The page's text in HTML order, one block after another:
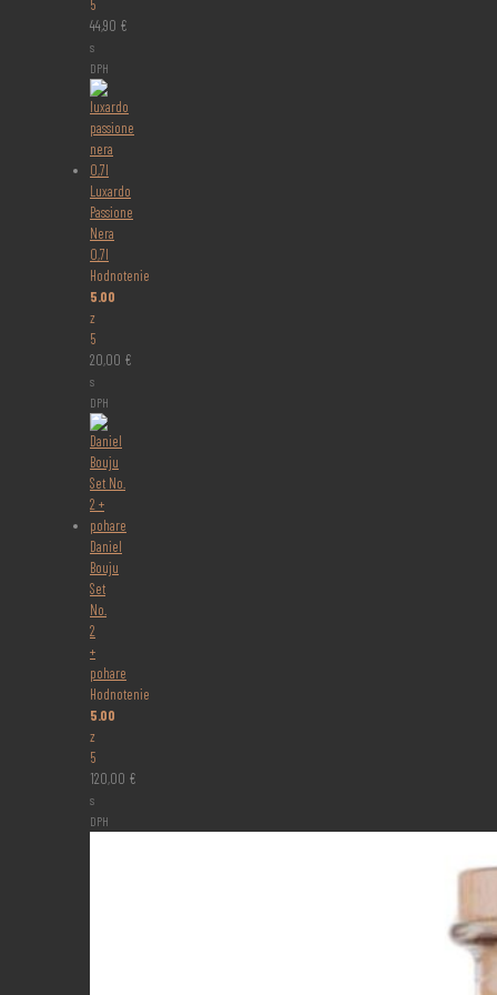
5
44,90 €
s
DPH
Luxardo
Passione
Nera
0,7l
Hodnotenie
5.00
z
5
20,00 €
s
DPH
Daniel
Bouju
Set
No.
2
+
pohare
Hodnotenie
5.00
z
5
120,00 €
s
DPH